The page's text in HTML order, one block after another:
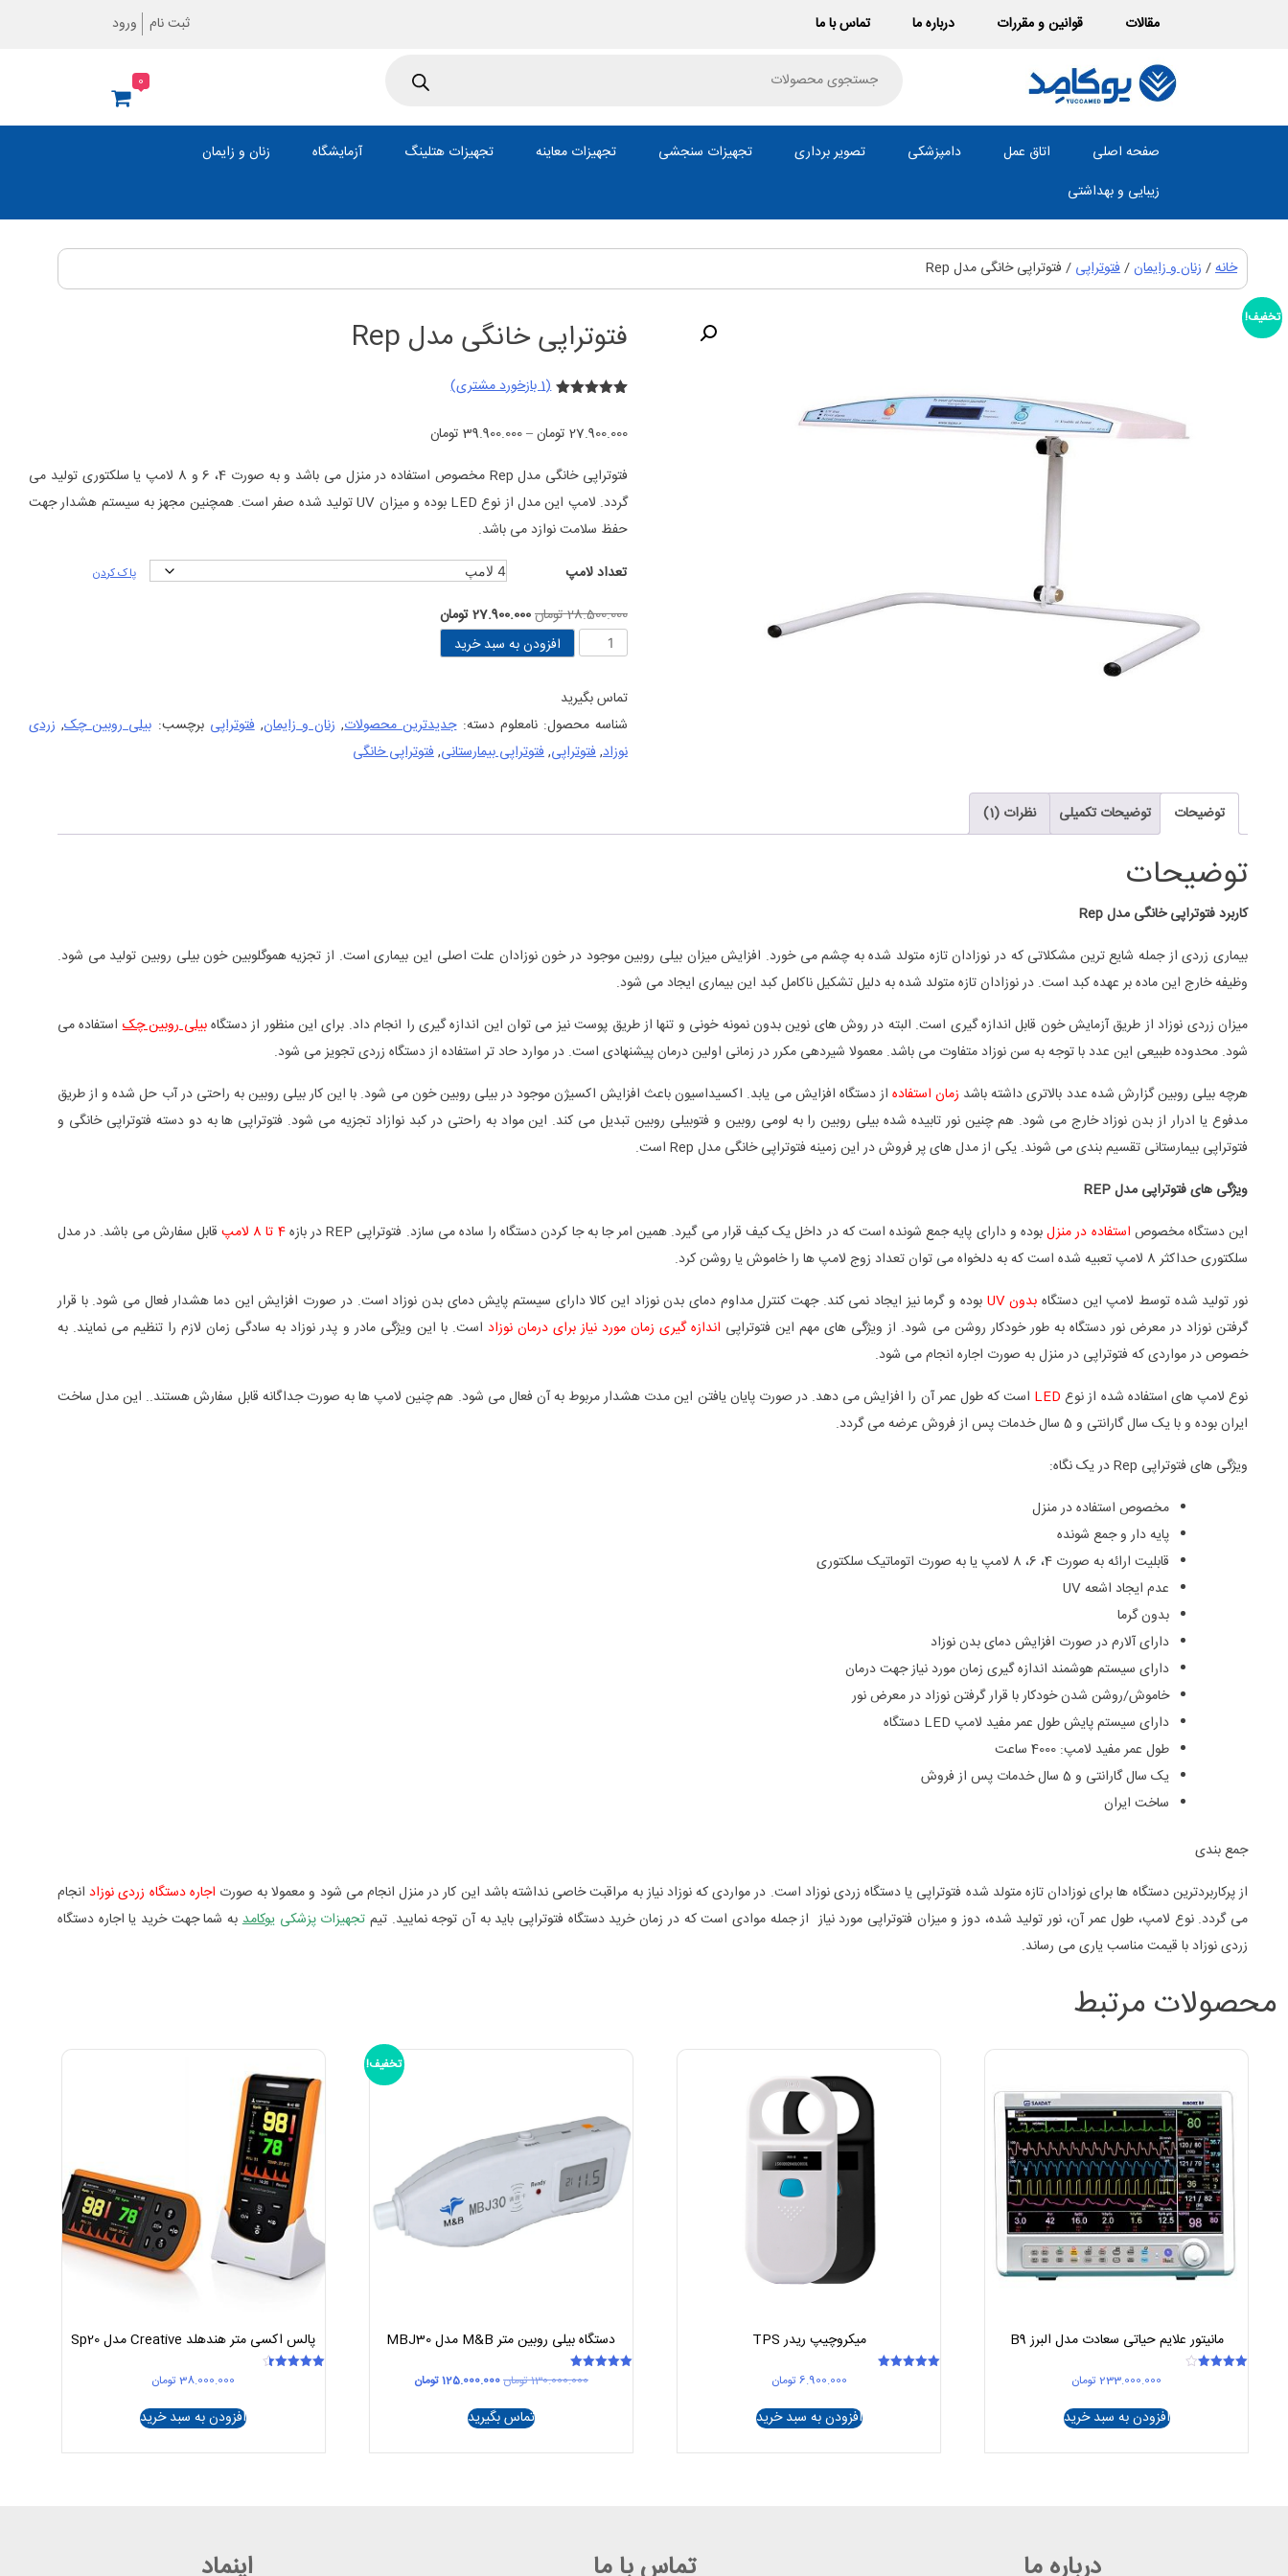
مقالات قوانین و مقررات درباره ما تماس با ما ثبت نام ورود
search
0
صفحه اصلی اتاق عمل دامپزشکی تصویر برداری تجهیزات سنجشی تجهیزات معاینه تجهیزات هتلینگ آزمایشگاه
زنان و زایمان
زیبایی و بهداشتی
خانه/ زنان و زایمان/فتوتراپی / فتوتراپی خانگی مدل Rep
تخفیف! فتوتراپی خانگی مدل Rep
در
(
1بازخورد مشتری)
27.900.000 تومان–
39.900.000 تومانمحدوده
27.900.000 تومان
تا
فتوتراپی خانگی مدل Rep مخصوص استفاده در منزل می باشد و به صورت 4، 6 و 8 لامپ یا سلکتوری تولید می
گردد. لامپ این مدل از نوع LED بوده و میزان UV تولید شده صفر است. همچنین مجهز به سیستم هشدار جهت
حفظ سلامت نوازد می باشد.
تعداد لامپ
پاک کردن
28.500.000تومانقیمت
اصلی
27.900.000تومانقیمت
فتوتراپی
مدل
Rep
عدد
افزودن به سبد خرید
تماس بگیرید
شناسه محصول:نامعلوم دسته:جدیدترین محصولات, زنان و زایمان,فتوتراپی برچسب: بیلی روبین چک, زردی
نوزاد,فتوتراپی,فتوتراپی بیمارستانی,فتوتراپی خانگی
توضیحات توضیحات تکمیلی نظرات (1)
توضیحات
کاربرد فتوتراپی خانگی مدل Rep
بیماری زردی از جمله شایع ترین مشکلاتی که در نوزادان تازه متولد شده به چشم می خورد. افزایش میزان بیلی روبین موجود در خون نوزادان علت اصلی این بیماری است. از تجزیه هموگلوبین خون بیلی روبین تولید می شود.
وظیفه خارج این ماده بر عهده کبد است. در نوزادان تازه متولد شده به دلیل تشکیل ناکامل کبد این بیماری ایجاد می شود.
میزان زردی نوزاد از طریق آزمایش خون قابل اندازه گیری است. البته در روش های نوین بدون نمونه خونی و تنها از طریق پوست نیز می توان این اندازه گیری را انجام داد. برای این منظور از دستگاهبیلی روبین چکاستفاده می
شود. محدوده طبیعی این عدد با توجه به سن نوزاد متفاوت می باشد. معمولا شیردهی مکرر در زمانی اولین درمان پیشنهادی است. در موارد حاد تر استفاده از دستگاه زردی تجویز می شود.
هرچه بیلی روبین گزارش شده عدد بالاتری داشته باشد زمان استفاده از دستگاه افزایش می یابد. اکسیداسیون باعث افزایش اکسیژن موجود در بیلی روبین خون می شود. با این کار بیلی روبین به راحتی در آب حل شده و از طریق
مدفوع یا ادرار از بدن نوزاد خارج می شود. هم چنین نور تابیده شده بیلی روبین را به لومی روبین و فتوبیلی روبین تبدیل می کند. این مواد به راحتی در کبد نوازاد تجزیه می شود. فتوتراپی ها به دو دسته فتوتراپی خانگی و
فتوتراپی بیمارستانی تقسیم بندی می شوند. یکی از مدل های پر فروش در این زمینه فتوتراپی خانگی مدل Rep است.
ویژگی های فتوتراپی مدل REP
این دستگاه مخصوص استفاده در منزلبوده و دارای پایه جمع شونده است که در داخل یک کیف قرار می گیرد. همین امر جا به جا کردن دستگاه را ساده می سازد. فتوتراپی REP در بازه 4 تا 8 لامپ
قابل سفارش می باشد. در مدل
سلکتوری حداکثر 8 لامپ تعبیه شده است که به دلخواه می توان تعداد زوج لامپ ها را خاموش یا روشن کرد.
نور تولید شده توسط لامپ این دستگاه بدون UV
بوده و گرما نیز ایجاد نمی کند. جهت کنترل مداوم دمای بدن نوزاد این کالا دارای سیستم پایش دمای بدن نوزاد است. در صورت افزایش این دما هشدار فعال می شود. با قرار
گرفتن نوزاد در معرض نور دستگاه به طور خودکار روشن می شود. از ویژگی های مهم این فتوتراپی اندازه گیری زمان مورد نیاز برای درمان نوزاد است. با این ویژگی مادر و پدر نوزاد به سادگی زمان لازم را تنظیم می نمایند. به
خصوص در مواردی که فتوتراپی در منزل به صورت اجاره انجام می شود.
نوع لامپ های استفاده شده از نوع LED است که طول عمر آن را افزایش می دهد. در صورت پایان یافتن این مدت هشدار مربوط به آن فعال می شود. هم چنین لامپ ها به صورت جداگانه قابل سفارش هستند.. این مدل ساخت
ایران بوده و با یک سال گارانتی و 5 سال خدمات پس از فروش عرضه می گردد.
ویژگی های فتوتراپی Rep در یک نگاه:
مخصوص استفاده در منزل
پایه دار و جمع شونده
قابلیت ارائه به صورت 4، 6، 8 لامپ یا به صورت اتوماتیک سلکتوری
عدم ایجاد اشعه UV
بدون گرما
دارای آلارم در صورت افزایش دمای بدن نوزاد
دارای سیستم هوشمند اندازه گیری زمان مورد نیاز جهت درمان
خاموش/روشن شدن خودکار با قرار گرفتن نوزاد در معرض نور
دارای سیستم پایش طول عمر مفید لامپ LED دستگاه
طول عمر مفید لامپ: 4000 ساعت
یک سال گارانتی و 5 سال خدمات پس از فروش
ساخت ایران
جمع بندی
از پرکاربردترین دستگاه ها برای نوزادان تازه متولد شده فتوتراپی یا دستگاه زردی نوزاد است. در مواردی که نوزاد نیاز به مراقبت خاصی نداشته باشد این کار در منزل انجام می شود و معمولا به صورت اجاره دستگاه زردی نوزادانجام
می گردد. نوع لامپ، طول عمر آن، نور تولید شده، دوز و میزان فتوتراپی مورد نیاز از جمله موادی است که در زمان خرید دستگاه فتوتراپی باید به آن توجه نمایید. تیم تجهیزات پزشکییوکامدبه شما جهت خرید یا اجاره دستگاه
زردی نوزاد با قیمت مناسب یاری می رساند.
محصولات مرتبط
مانیتور علایم حیاتی سعادت مدل البرز B9
233.000.000 تومان
افزودن به سبد خرید
میکروچیپ ریدر TPS
6.900.000 تومان
افزودن به سبد خرید
تخفیف!
دستگاه بیلی روبین متر M&B مدل MBJ30
130.000.000تومانقیمت
بود.
125.000.000تومان
تماس بگیرید
پالس اکسی متر هندهلد Creative مدل Sp20
38.000.000 تومان
افزودن به سبد خرید
درباره ما تماس با ما اینماد